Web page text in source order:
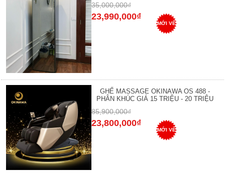
35,000,000₫
23,990,000₫
MỚI VỀ
GHẾ MASSAGE OKINAWA OS 488 -
PHÂN KHÚC GIÁ 15 TRIỆU - 20 TRIỆU
85,900,000₫
23,800,000₫
MỚI VỀ